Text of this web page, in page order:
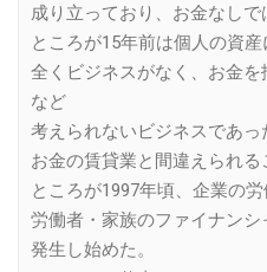
成り立っており、お金なしで
ところが15年前は個人の資
全くビジネスがなく、お金
など
考えられないビジネスであっ
お金の賃貸業と間違えられる
ところが1997年頃、企業の
労働者・家族のファイナン
発生し始めた。